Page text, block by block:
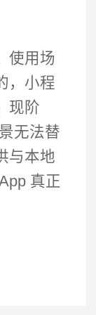
使用场
，小程
现阶
无法替
与本地
真正